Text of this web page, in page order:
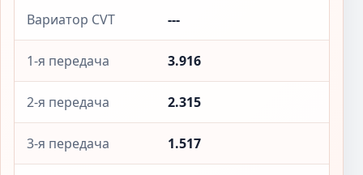
Вариатор CVT ---
1-я передача 3.916
2-я передача 2.315
3-я передача 1.517